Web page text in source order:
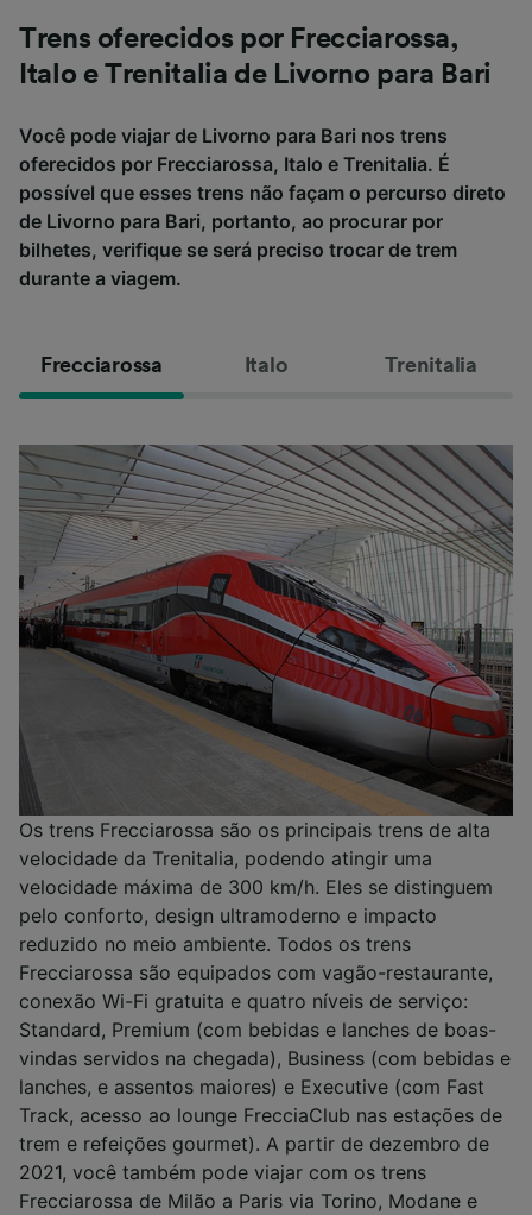
Trens oferecidos por Frecciarossa,
Italo e Trenitalia de Livorno para Bari
Você pode viajar de Livorno para Bari nos trens
oferecidos por Frecciarossa, Italo e Trenitalia. É
possível que esses trens não façam o percurso direto
de Livorno para Bari, portanto, ao procurar por
bilhetes, verifique se será preciso trocar de trem
durante a viagem.
Frecciarossa Italo Trenitalia
Os trens Frecciarossa são os principais trens de alta
velocidade da Trenitalia, podendo atingir uma
velocidade máxima de 300 km/h. Eles se distinguem
pelo conforto, design ultramoderno e impacto
reduzido no meio ambiente. Todos os trens
Frecciarossa são equipados com vagão-restaurante,
conexão Wi-Fi gratuita e quatro níveis de serviço:
Standard, Premium (com bebidas e lanches de boas-
vindas servidos na chegada), Business (com bebidas e
lanches, e assentos maiores) e Executive (com Fast
Track, acesso ao lounge FrecciaClub nas estações de
trem e refeições gourmet). A partir de dezembro de
2021, você também pode viajar com os trens
Frecciarossa de Milão a Paris via Torino, Modane e